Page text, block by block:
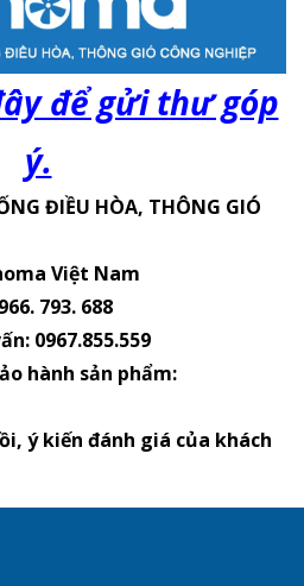
để gửi thư góp
ý.
ĐIỀU HÒA, THÔNG GIÓ
Việt Nam
793. 688
0967.855.559
hành sản phẩm:
ý kiến đánh giá của khách